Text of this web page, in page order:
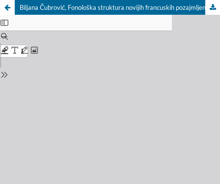
Biljana Čubrović, Fonološka struktura novijih francuskih pozajmljenica u savremenom engleskom jeziku, Beograd, Philologia/Filološki fakultet, 2005, 204